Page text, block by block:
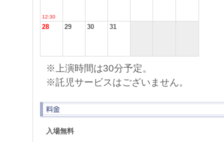
12:30
28 29 30 31
※上演時間は30分予定。
※託児サービスはございません。
入場無料